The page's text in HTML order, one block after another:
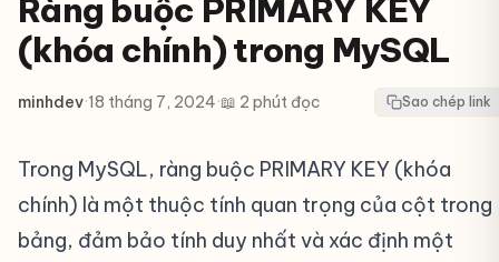
Ràng buộc PRIMARY KEY
(khóa chính) trong MySQL
minhdev·18 tháng 7, 2024·📖 2 phút đọc Sao chép link
Trong MySQL, ràng buộc PRIMARY KEY (khóa
chính) là một thuộc tính quan trọng của cột trong
bảng, đảm bảo tính duy nhất và xác định một